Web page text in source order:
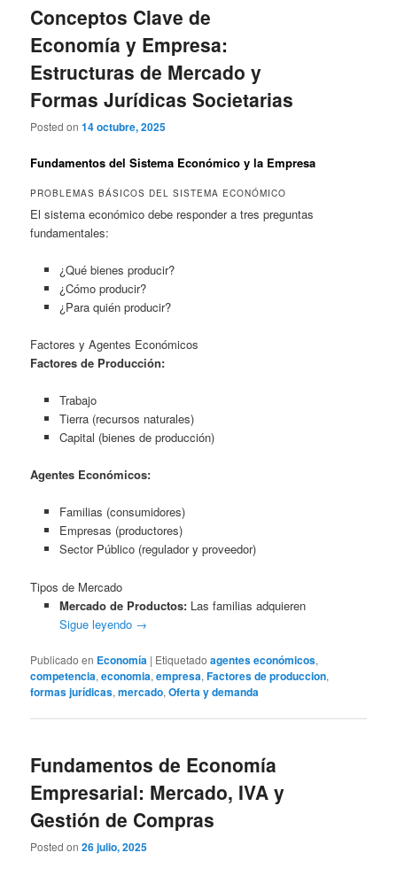
Conceptos Clave de
Economía y Empresa:
Estructuras de Mercado y
Formas Jurídicas Societarias
Posted on14 octubre, 2025
Fundamentos del Sistema Económico y la Empresa
PROBLEMAS BÁSICOS DEL SISTEMA ECONÓMICO
El sistema económico debe responder a tres preguntas
fundamentales:
¿Qué bienes producir?
¿Cómo producir?
¿Para quién producir?
Factores y Agentes Económicos
Factores de Producción:
Trabajo
Tierra (recursos naturales)
Capital (bienes de producción)
Agentes Económicos:
Familias (consumidores)
Empresas (productores)
Sector Público (regulador y proveedor)
Tipos de Mercado
Mercado de Productos:Las familias adquieren
Sigue leyendo →
Publicado en Economía | Etiquetado agentes económicos,
competencia,economia,empresa,Factores de produccion,
formas jurídicas,mercado,Oferta y demanda
Fundamentos de Economía
Empresarial: Mercado, IVA y
Gestión de Compras
Posted on26 julio, 2025